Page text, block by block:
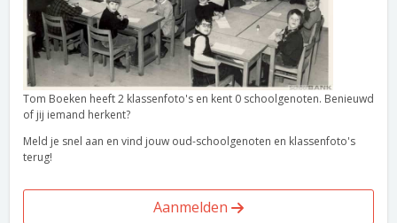
Tom Boeken heeft 2 klassenfoto's en kent 0 schoolgenoten. Benieuwd
of jij iemand herkent?
Meld je snel aan en vind jouw oud-schoolgenoten en klassenfoto's
terug!
Aanmelden